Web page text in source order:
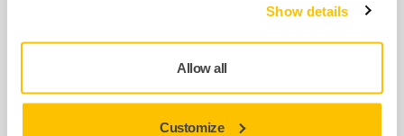
Show details
Allow all
Customize
Související produkty
Battery Charger BCA 108 max 12V
w/o power cord